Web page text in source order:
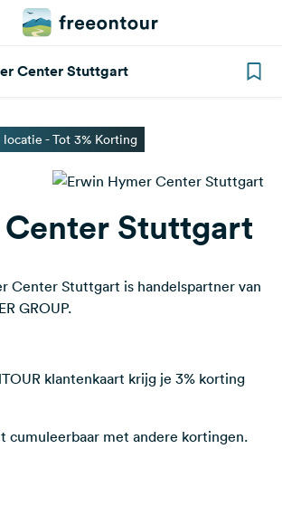
Inloggen
Center Stuttgart
- Tot 3% Korting
Stuttgart
Center Stuttgart is handelspartner van
GROUP.
klantenkaart krijg je 3% korting
cumuleerbaar met andere kortingen.